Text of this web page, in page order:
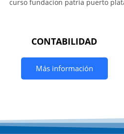
CONTABILIDAD
Más información